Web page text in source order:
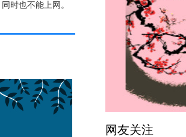
时也不能上网。
网友关注